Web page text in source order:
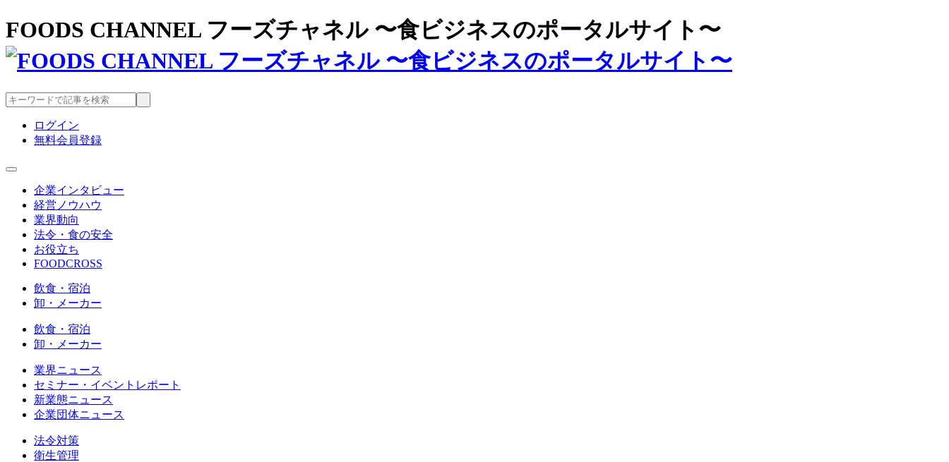
FOODS CHANNEL フーズチャネル 〜食ビジネスのポータルサイト〜
ログイン
無料会員登録
企業インタビュー
経営ノウハウ
業界動向
法令・食の安全
お役立ち
FOODCROSS
飲食・宿泊
卸・メーカー
飲食・宿泊
卸・メーカー
業界ニュース
セミナー・イベントレポート
新業態ニュース
企業団体ニュース
法令対策
衛生管理